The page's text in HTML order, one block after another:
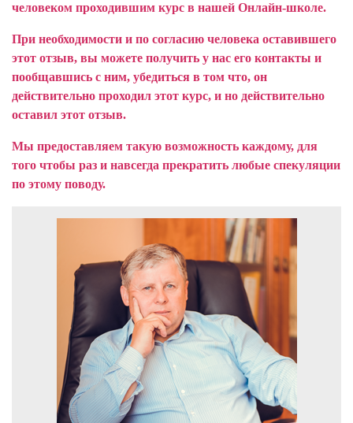
человеком проходившим курс в нашей Онлайн-школе.
При необходимости и по согласию человека оставившего
этот отзыв, вы можете получить у нас его контакты и
пообщавшись с ним, убедиться в том что, он
действительно проходил этот курс, и но действительно
оставил этот отзыв.
Мы предоставляем такую возможность каждому, для
того чтобы раз и навсегда прекратить любые спекуляции
по этому поводу.